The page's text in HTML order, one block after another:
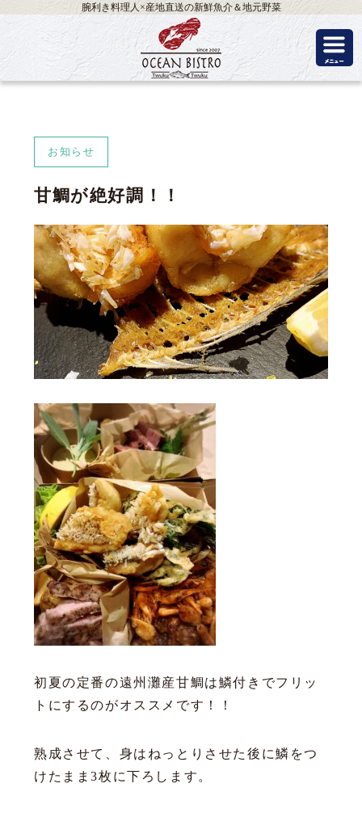
腕利き料理人×産地直送の新鮮魚介＆地元野菜
お知らせ
甘鯛が絶好調！！
初夏の定番の遠州灘産甘鯛は鱗付きでフリッ
トにするのがオススメです！！
熟成させて、身はねっとりさせた後に鱗をつ
けたまま3枚に下ろします。